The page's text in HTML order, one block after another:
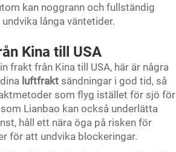
kan noggrann och fullständig
långa väntetider.
Kina till USA
frakt från Kina till USA, här är några
luftfrakt sändningar i god tid, så
som flyg istället för sjö för
Lianbao kan också underlätta
håll ett nära öga på risken för
för att undvika blockeringar.